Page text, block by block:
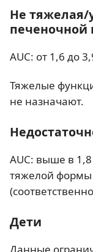
Не
печеночной
AUC: от 1,6 до
Тяжелые
не назначают.
AUC: выше в
тяжелой формы
Дети